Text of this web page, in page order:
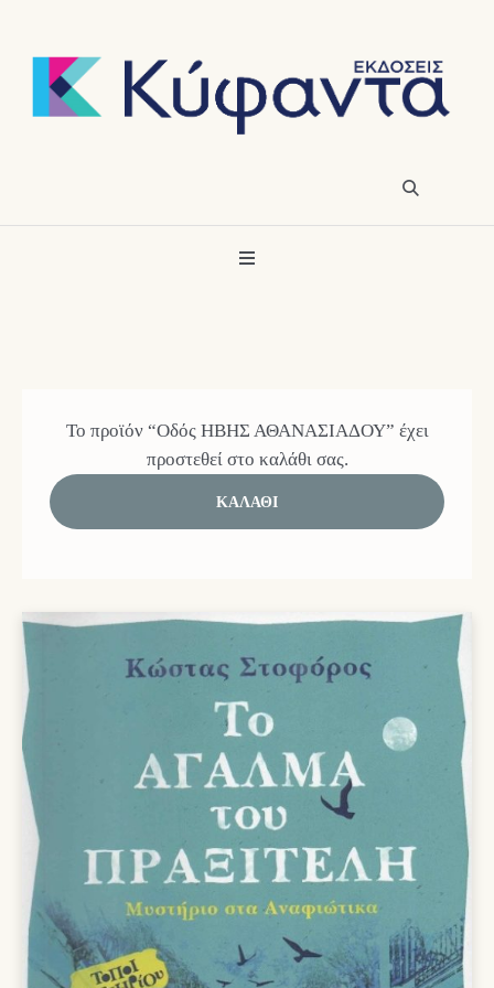
Το προϊόν “Οδός ΗΒΗΣ ΑΘΑΝΑΣΙΑΔΟΥ” έχει
προστεθεί στο καλάθι σας.
ΚΑΛΆΘΙ